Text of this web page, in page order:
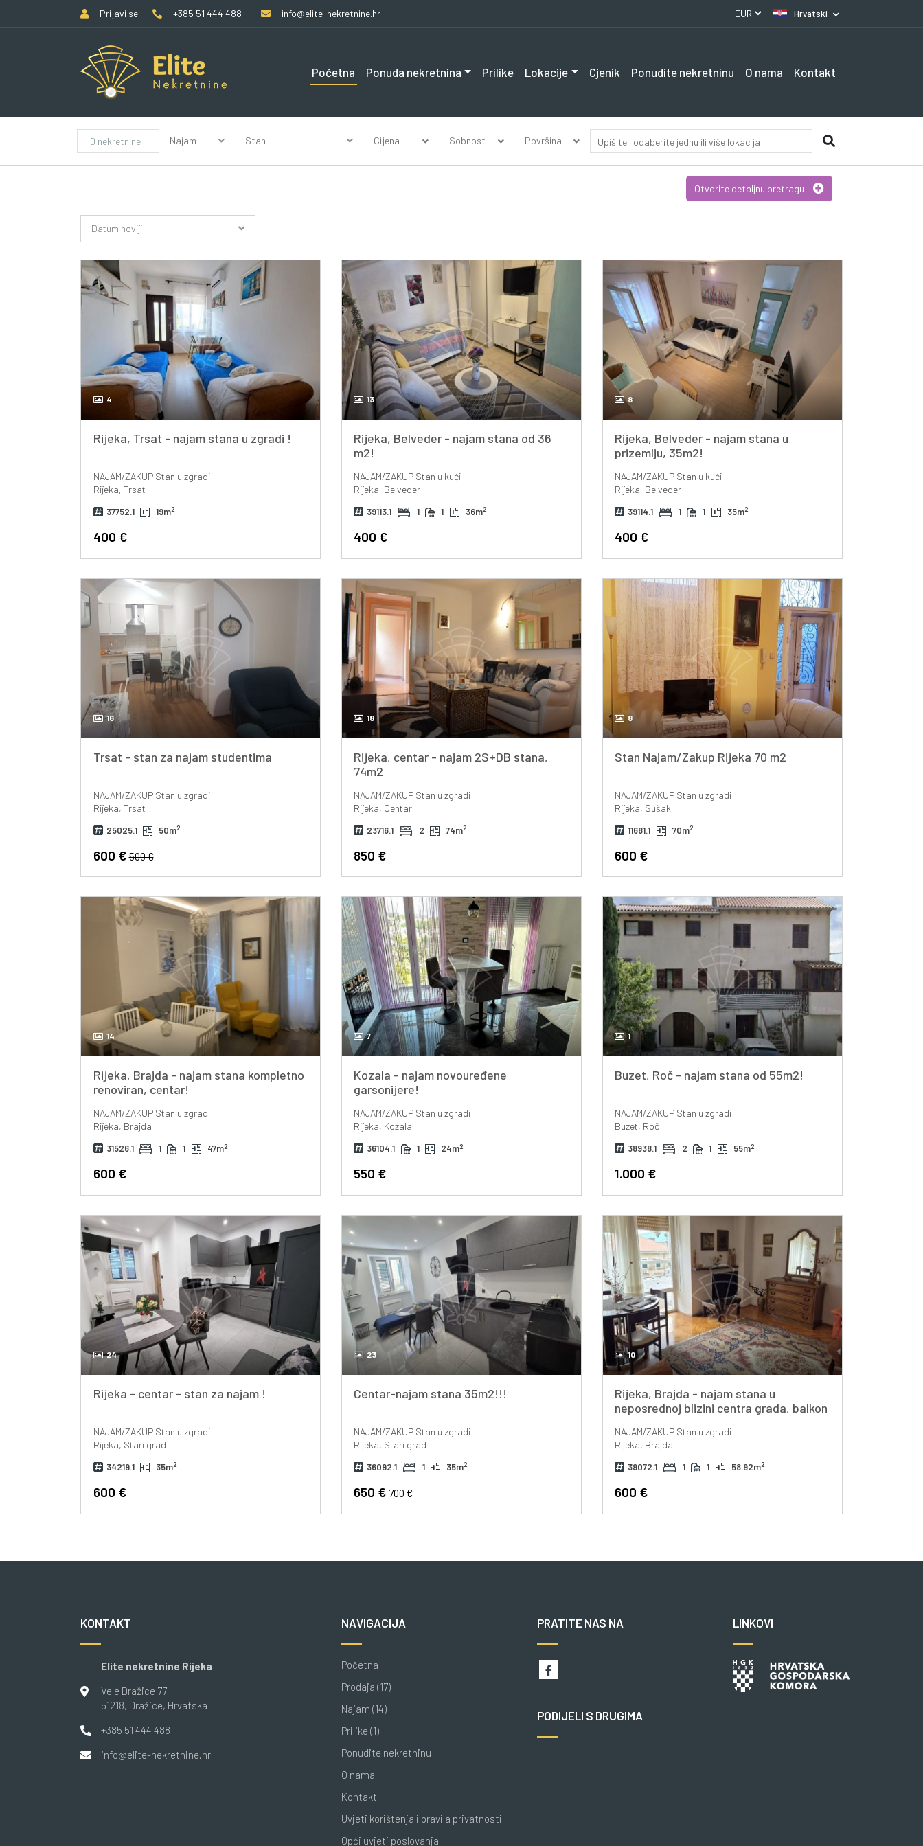
Prijavi se +385 51 444 488 info@elite-nekretnine.hr Hrvatski
Početna Ponuda nekretnina Prilike Lokacije Cjenik Ponudite nekretninu O nama Kontakt
Najam Stan Cijena Sobnost Površina
Otvorite detaljnu pretragu
Datum noviji
4
Rijeka, Trsat - najam stana u zgradi !
NAJAM/ZAKUPStan u zgradi
Rijeka, Trsat
37752.1 19m2
400 €
13
Rijeka, Belveder - najam stana od 36
m2!
NAJAM/ZAKUP Stan u kući
Rijeka, Belveder
39113.1 1 1 36m2
400 €
8
Rijeka, Belveder - najam stana u
prizemlju, 35m2!
NAJAM/ZAKUP Stan u kući
Rijeka, Belveder
39114.1 1 1 35m2
400 €
16
Trsat - stan za najam studentima
NAJAM/ZAKUPStan u zgradi
Rijeka, Trsat
25025.1 50m2
600 €500 €
18
Rijeka, centar - najam 2S+DB stana,
74m2
NAJAM/ZAKUP Stan u zgradi
Rijeka, Centar
23716.1 2 74m2
850 €
8
Stan Najam/Zakup Rijeka 70 m2
NAJAM/ZAKUP Stan u zgradi
Rijeka, Sušak
11681.1 70m2
600 €
14
Rijeka, Brajda - najam stana kompletno
renoviran, centar!
NAJAM/ZAKUPStan u zgradi
Rijeka, Brajda
31526.1 1 1 47m2
600 €
7
Kozala - najam novouređene
garsonijere!
NAJAM/ZAKUP Stan u zgradi
Rijeka, Kozala
36104.1 1 24m2
550 €
1
Buzet, Roč - najam stana od 55m2!
NAJAM/ZAKUP Stan u zgradi
Buzet, Roč
38938.1 2 1 55m2
1.000 €
24
Rijeka - centar - stan za najam !
NAJAM/ZAKUPStan u zgradi
Rijeka, Stari grad
34219.1 35m2
600 €
23
Centar-najam stana 35m2!!!
NAJAM/ZAKUP Stan u zgradi
Rijeka, Stari grad
36092.1 1 35m2
650 €700 €
10
Rijeka, Brajda - najam stana u
neposrednoj blizini centra grada, balkon
NAJAM/ZAKUP Stan u zgradi
Rijeka, Brajda
39072.1 1 1 58.92m2
600 €
KONTAKT
Elite nekretnine Rijeka
Vele Dražice 77
51218, Dražice, Hrvatska
+385 51 444 488
info@elite-nekretnine.hr
NAVIGACIJA
Početna
Prodaja (17)
Najam (14)
Prilike (1)
Ponudite nekretninu
O nama
Kontakt
Uvjeti korištenja i pravila privatnosti
Opći uvjeti poslovanja
PRATITE NAS NA
PODIJELI S DRUGIMA
LINKOVI